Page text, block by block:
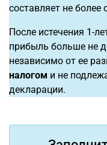
составляет не более
После истечения 1-
прибыль больше не
независимо от ее
налогом и не
декларации.